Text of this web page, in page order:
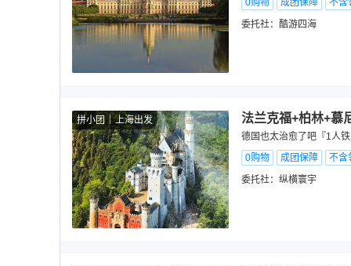
0购物 成团保障
不含
委托社： 酷游四海
拼小团 上海出发 法兰克福+柏林+慕
德国也太治愈了吧『1人
0购物
成团保障
不含
委托社： 纵横寰宇